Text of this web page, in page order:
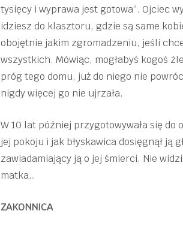
tysięcy i wyprawa jest gotowa”. Ojciec
idziesz do klasztoru, gdzie są same
obojętnie jakim zgromadzeniu, jeśli
wszystkich. Mówiąc, mogłabyś kogoś
próg tego domu, już do niego nie
nigdy więcej go nie ujrzała.
W 10 lat później przygotowywała się do
jej pokoju i jak błyskawica dosięgnął ją
zawiadamiający ją o jej śmierci. Nie
matka…
ZAKONNICA